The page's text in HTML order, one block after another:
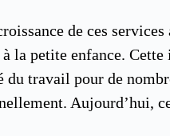
de ces
la petite enfance.
travail pour de
Aujourd’hui,